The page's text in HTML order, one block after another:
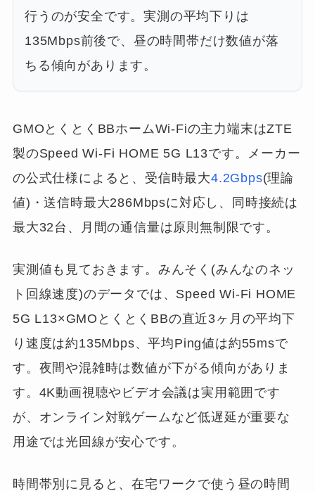
行うのが安全です。実測の平均下りは
135Mbps前後で、昼の時間帯だけ数値が落
ちる傾向があります。
GMOとくとくBBホームWi-Fiの主力端末はZTE
製のSpeed Wi-Fi HOME 5G L13です。メーカー
の公式仕様によると、受信時最大4.2Gbps(理論
値)・送信時最大286Mbpsに対応し、同時接続は
最大32台、月間の通信量は原則無制限です。
実測値も見ておきます。みんそく(みんなのネッ
ト回線速度)のデータでは、Speed Wi-Fi HOME
5G L13×GMOとくとくBBの直近3ヶ月の平均下
り速度は約135Mbps、平均Ping値は約55msで
す。夜間や混雑時は数値が下がる傾向がありま
す。4K動画視聴やビデオ会議は実用範囲です
が、オンライン対戦ゲームなど低遅延が重要な
用途では光回線が安心です。
時間帯別に見ると、在宅ワークで使う昼の時間